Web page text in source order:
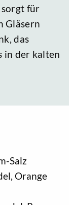
für
Gläsern
das
in der kalten
Salz
Orange